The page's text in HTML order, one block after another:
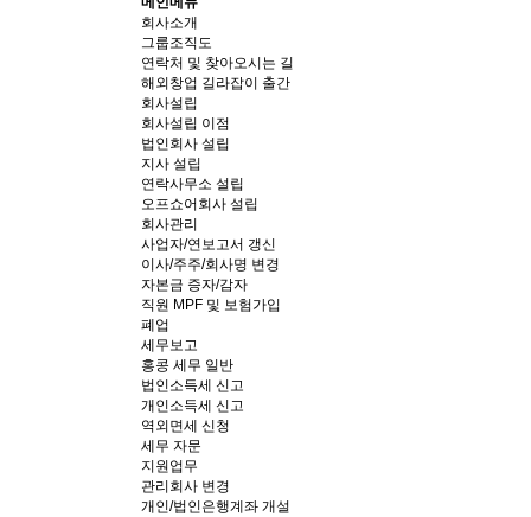
회사소개
그룹조직도
연락처 및 찾아오시는 길
해외창업 길라잡이 출간
회사설립
회사설립 이점
법인회사 설립
지사 설립
연락사무소 설립
오프쇼어회사 설립
회사관리
사업자/연보고서 갱신
이사/주주/회사명 변경
자본금 증자/감자
직원 MPF 및 보험가입
폐업
세무보고
홍콩 세무 일반
법인소득세 신고
개인소득세 신고
역외면세 신청
세무 자문
지원업무
관리회사 변경
개인/법인은행계좌 개설